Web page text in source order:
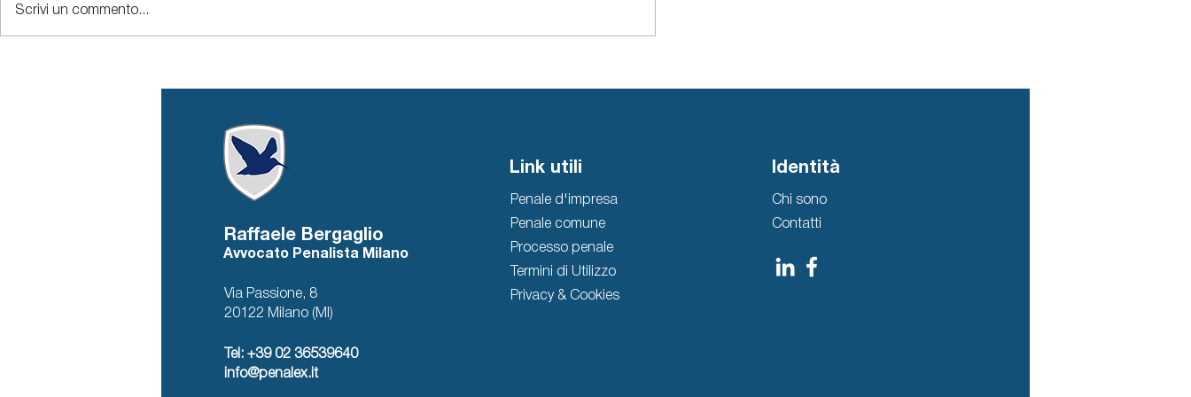
sull’immagine dell’impresa
ragioni sottostanti e
del lusso in Italia: breve
Scrivi un commento...
Raffaele Bergaglio
Avvocato Penalista Milano
Via Passione, 8
20122 Milano (MI)
Tel: +39 02 36539640
info@penalex.it
Link utili
Penale d'impresa
Penale comune
Processo penale
Termini di Utilizzo
Privacy & Cookies
Identità
Chi sono
Contatti